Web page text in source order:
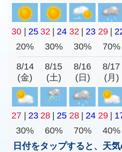
30 25 32 24 32 23 29
20%
30% 30% 70%
8/14
(金)
8/15
(土)
8/16
(日)
8/17
(月)
27 23 28 25 28 24 29
30%
60% 70% 40%
日付をタップすると、天